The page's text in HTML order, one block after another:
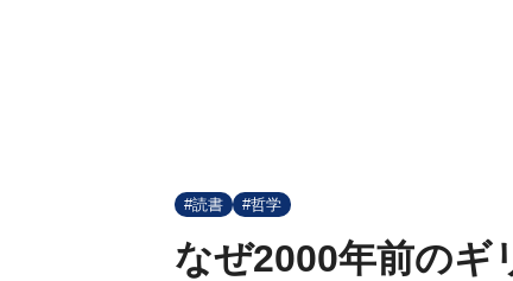
#読書 #哲学
なぜ2000年前のギ